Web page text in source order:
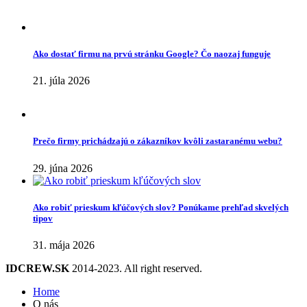
Ako dostať firmu na prvú stránku Google? Čo naozaj funguje
21. júla 2026
Prečo firmy prichádzajú o zákazníkov kvôli zastaranému webu?
29. júna 2026
Ako robiť prieskum kľúčových slov? Ponúkame prehľad skvelých
tipov
31. mája 2026
IDCREW.SK 2014-2023. All right reserved.
Home
O nás